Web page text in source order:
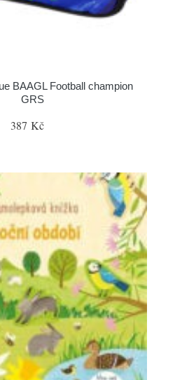
BAAGL Football champion
GRS
387 Kč